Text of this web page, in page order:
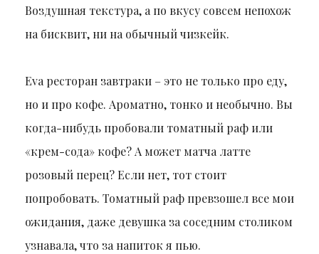
Воздушная текстура, а по вкусу совсем непохож
на бисквит, ни на обычный чизкейк.
Eva ресторан завтраки – это не только про еду,
но и про кофе. Ароматно, тонко и необычно. Вы
когда-нибудь пробовали томатный раф или
«крем-сода» кофе? А может матча латте
розовый перец? Если нет, тот стоит
попробовать. Томатный раф превзошел все мои
ожидания, даже девушка за соседним столиком
узнавала, что за напиток я пью.